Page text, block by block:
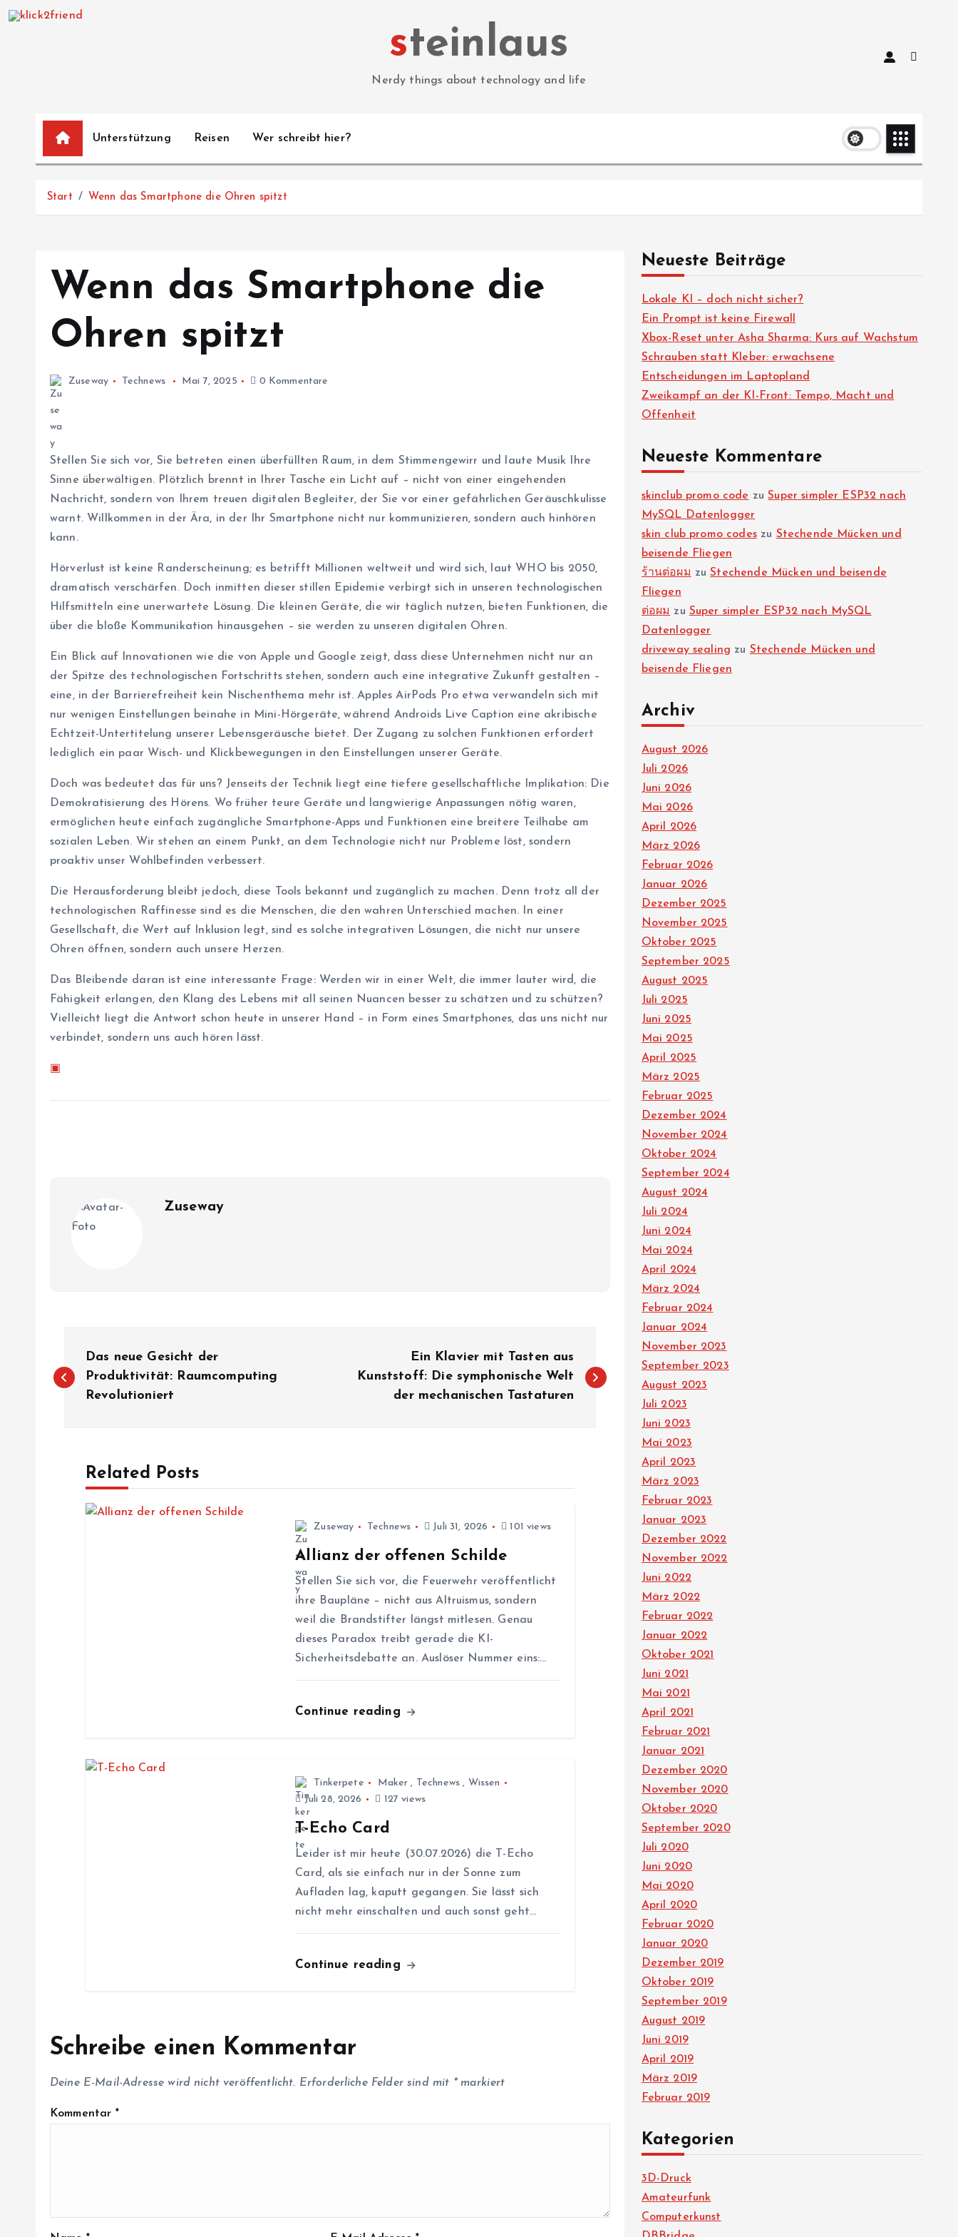
steinlaus
Nerdy things about technology and life
Unterstützung Reisen Wer schreibt hier?
Start Wenn das Smartphone die Ohren spitzt
Wenn das Smartphone die
Ohren spitzt
Zuseway Technews Mai 7, 2025 0 Kommentare
Stellen Sie sich vor, Sie betreten einen überfüllten Raum, in dem Stimmengewirr und laute Musik Ihre
Sinne überwältigen. Plötzlich brennt in Ihrer Tasche ein Licht auf – nicht von einer eingehenden
Nachricht, sondern von Ihrem treuen digitalen Begleiter, der Sie vor einer gefährlichen Geräuschkulisse
warnt. Willkommen in der Ära, in der Ihr Smartphone nicht nur kommunizieren, sondern auch hinhören
kann.
Hörverlust ist keine Randerscheinung; es betrifft Millionen weltweit und wird sich, laut WHO bis 2050,
dramatisch verschärfen. Doch inmitten dieser stillen Epidemie verbirgt sich in unseren technologischen
Hilfsmitteln eine unerwartete Lösung. Die kleinen Geräte, die wir täglich nutzen, bieten Funktionen, die
über die bloße Kommunikation hinausgehen – sie werden zu unseren digitalen Ohren.
Ein Blick auf Innovationen wie die von Apple und Google zeigt, dass diese Unternehmen nicht nur an
der Spitze des technologischen Fortschritts stehen, sondern auch eine integrative Zukunft gestalten –
eine, in der Barrierefreiheit kein Nischenthema mehr ist. Apples AirPods Pro etwa verwandeln sich mit
nur wenigen Einstellungen beinahe in Mini-Hörgeräte, während Androids Live Caption eine akribische
Echtzeit-Untertitelung unserer Lebensgeräusche bietet. Der Zugang zu solchen Funktionen erfordert
lediglich ein paar Wisch- und Klickbewegungen in den Einstellungen unserer Geräte.
Doch was bedeutet das für uns? Jenseits der Technik liegt eine tiefere gesellschaftliche Implikation: Die
Demokratisierung des Hörens. Wo früher teure Geräte und langwierige Anpassungen nötig waren,
ermöglichen heute einfach zugängliche Smartphone-Apps und Funktionen eine breitere Teilhabe am
sozialen Leben. Wir stehen an einem Punkt, an dem Technologie nicht nur Probleme löst, sondern
proaktiv unser Wohlbefinden verbessert.
Die Herausforderung bleibt jedoch, diese Tools bekannt und zugänglich zu machen. Denn trotz all der
technologischen Raffinesse sind es die Menschen, die den wahren Unterschied machen. In einer
Gesellschaft, die Wert auf Inklusion legt, sind es solche integrativen Lösungen, die nicht nur unsere
Ohren öffnen, sondern auch unsere Herzen.
Das Bleibende daran ist eine interessante Frage: Werden wir in einer Welt, die immer lauter wird, die
Fähigkeit erlangen, den Klang des Lebens mit all seinen Nuancen besser zu schätzen und zu schützen?
Vielleicht liegt die Antwort schon heute in unserer Hand – in Form eines Smartphones, das uns nicht nur
verbindet, sondern uns auch hören lässt.
▣
Zuseway
e
Das neue Gesicht der
Produktivität: Raumcomputing
Revolutioniert
Ein Klavier mit Tasten aus
Kunststoff: Die symphonische Welt
der mechanischen Tastaturen
Related Posts
Zuseway Technews Juli 31, 2026 101 views
Allianz der offenen Schilde
Stellen Sie sich vor, die Feuerwehr veröffentlicht
ihre Baupläne – nicht aus Altruismus, sondern
weil die Brandstifter längst mitlesen. Genau
dieses Paradox treibt gerade die KI-
Sicherheitsdebatte an. Auslöser Nummer eins:…
Continue reading
Tinkerpete Maker , Technews , Wissen
Juli 28, 2026
127 views
T-Echo Card
Leider ist mir heute (30.07.2026) die T-Echo
Card, als sie einfach nur in der Sonne zum
Aufladen lag, kaputt gegangen. Sie lässt sich
nicht mehr einschalten und auch sonst geht…
Continue reading
Schreibe einen Kommentar
Deine E-Mail-Adresse wird nicht veröffentlicht. Erforderliche Felder sind mit *markiert
Kommentar *
Neueste Beiträge
Lokale KI – doch nicht sicher?
Ein Prompt ist keine Firewall
Xbox-Reset unter Asha Sharma: Kurs auf Wachstum
Schrauben statt Kleber: erwachsene
Entscheidungen im Laptopland
Zweikampf an der KI-Front: Tempo, Macht und
Offenheit
Neueste Kommentare
skinclub promo code zuSuper simpler ESP32 nach
MySQL Datenlogger
skin club promo codeszu Stechende Mücken und
beisende Fliegen
ร้านต่อผม zuStechende Mücken und beisende
Fliegen
ต่อผม zu Super simpler ESP32 nach MySQL
Datenlogger
driveway sealing zu Stechende Mücken und
beisende Fliegen
Archiv
August 2026
Juli 2026
Juni 2026
Mai 2026
April 2026
März 2026
Februar 2026
Januar 2026
Dezember 2025
November 2025
Oktober 2025
September 2025
August 2025
Juli 2025
Juni 2025
Mai 2025
April 2025
März 2025
Februar 2025
Dezember 2024
November 2024
Oktober 2024
September 2024
August 2024
Juli 2024
Juni 2024
Mai 2024
April 2024
März 2024
Februar 2024
Januar 2024
November 2023
September 2023
August 2023
Juli 2023
Juni 2023
Mai 2023
April 2023
März 2023
Februar 2023
Januar 2023
Dezember 2022
November 2022
Juni 2022
März 2022
Februar 2022
Januar 2022
Oktober 2021
Juni 2021
Mai 2021
April 2021
Februar 2021
Januar 2021
Dezember 2020
November 2020
Oktober 2020
September 2020
Juli 2020
Juni 2020
Mai 2020
April 2020
Februar 2020
Januar 2020
Dezember 2019
Oktober 2019
September 2019
August 2019
Juni 2019
April 2019
März 2019
Februar 2019
Kategorien
3D-Druck
Amateurfunk
Computerkunst